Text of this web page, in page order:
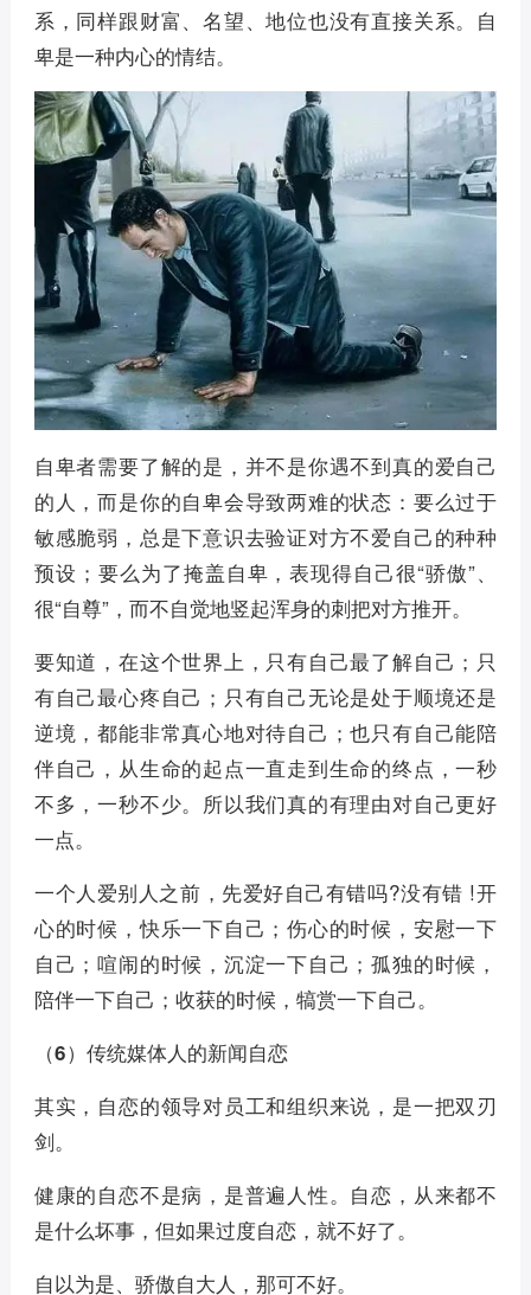
系，同样跟财富、名望、地位也没有直接关系。自
卑是一种内心的情结。
自卑者需要了解的是，并不是你遇不到真的爱自己
的人，而是你的自卑会导致两难的状态：要么过于
敏感脆弱，总是下意识去验证对方不爱自己的种种
预设；要么为了掩盖自卑，表现得自己很“骄傲”、
很“自尊”，而不自觉地竖起浑身的刺把对方推开。
要知道，在这个世界上，只有自己最了解自己；只
有自己最心疼自己；只有自己无论是处于顺境还是
逆境，都能非常真心地对待自己；也只有自己能陪
伴自己，从生命的起点一直走到生命的终点，一秒
不多，一秒不少。所以我们真的有理由对自己更好
一点。
一个人爱别人之前，先爱好自己有错吗?没有错 !开
心的时候，快乐一下自己；伤心的时候，安慰一下
自己；喧闹的时候，沉淀一下自己；孤独的时候，
陪伴一下自己；收获的时候，犒赏一下自己。
（6）传统媒体人的新闻自恋
其实，自恋的领导对员工和组织来说，是一把双刃
剑。
健康的自恋不是病，是普遍人性。自恋，从来都不
是什么坏事，但如果过度自恋，就不好了。
自以为是、骄傲自大人，那可不好。